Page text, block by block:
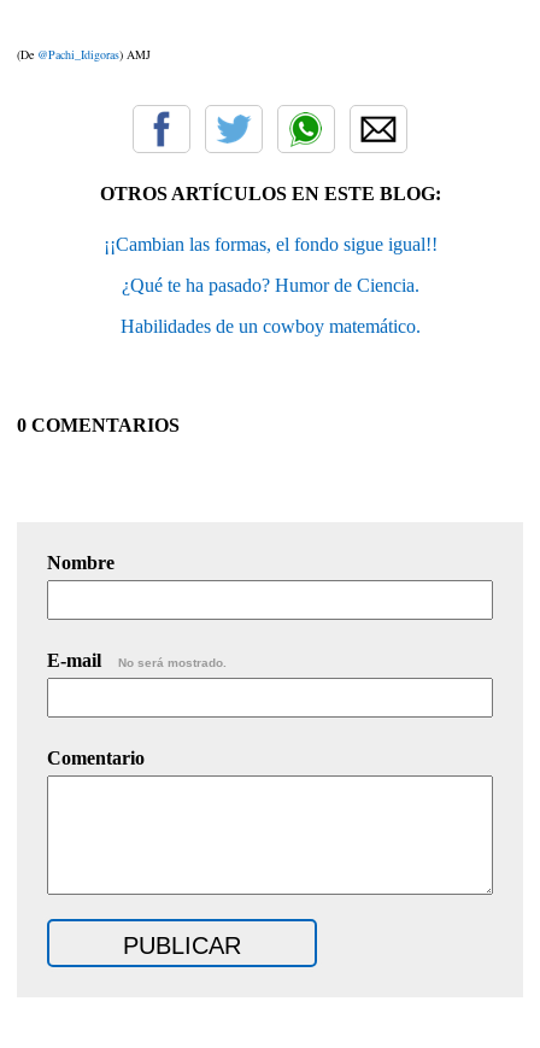
(De @Pachi_Idigoras) AMJ
OTROS ARTÍCULOS EN ESTE BLOG:
¡¡Cambian las formas, el fondo sigue igual!!
¿Qué te ha pasado? Humor de Ciencia.
Habilidades de un cowboy matemático.
0 COMENTARIOS
Nombre
E-mail No será mostrado.
Comentario